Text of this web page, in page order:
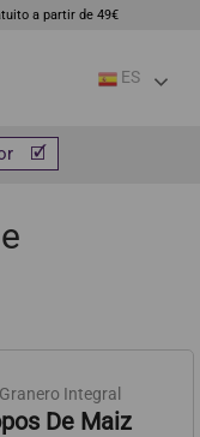
a partir de 49€
ES
y pasta
Integral
De Maiz